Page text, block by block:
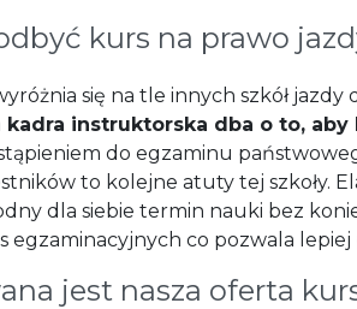
kurs na prawo
się na tle innych szkół
kadra instruktorska dba o to,
do egzaminu
to kolejne atuty tej szkoły.
dla siebie termin nauki bez
egzaminacyjnych co pozwala
jest nasza oferta